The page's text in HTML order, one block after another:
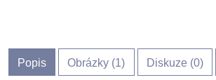
Popis Obrázky (1) Diskuze (0)